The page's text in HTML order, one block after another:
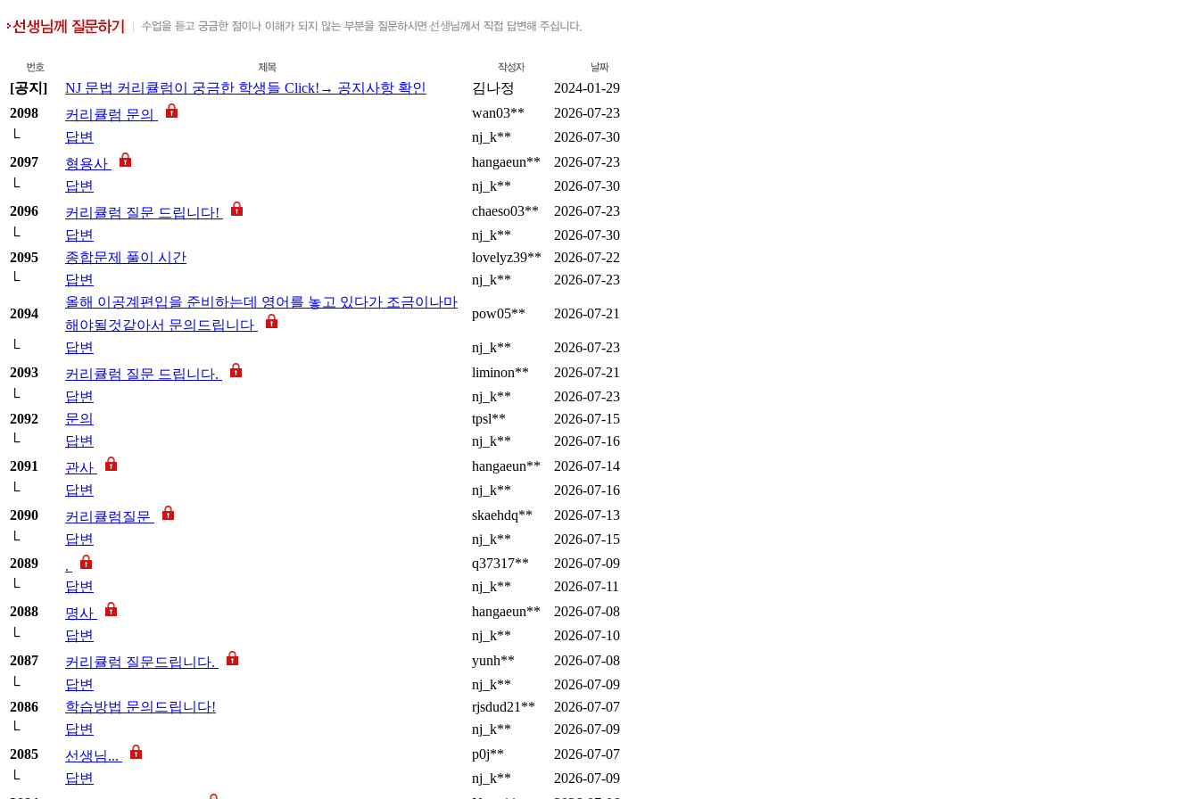
[공지] NJ 문법 커리큘럼이 궁금한 학생들 Click!→ 공지사항 확인 김나정
2024-01-29
2098
커리큘럼 문의 wan03**
2026-07-23
└
답변 nj_k**
2026-07-30
2097
형용사 hangaeun**
2026-07-23
└
답변 nj_k**
2026-07-30
2096
커리큘럼 질문 드립니다! chaeso03**
2026-07-23
└
답변 nj_k**
2026-07-30
2095
종합문제 풀이 시간 lovelyz39**
2026-07-22
└
답변 nj_k** 2026-07-23
2094
올해 이공계편입을 준비하는데 영어를 놓고 있다가 조금이나마
해야될것같아서 문의드립니다
pow05** 2026-07-21
└ 답변 nj_k**
2026-07-23
2093
커리큘럼 질문 드립니다. liminon**
2026-07-21
└
답변 nj_k**
2026-07-23
2092
문의 tpsl**
2026-07-15
└
답변 nj_k**
2026-07-16
2091
관사 hangaeun**
2026-07-14
└
답변 nj_k**
2026-07-16
2090
커리큘럼질문 skaehdq**
2026-07-13
└
답변 nj_k**
2026-07-15
2089
. q37317**
2026-07-09
└
답변 nj_k**
2026-07-11
2088
명사 hangaeun**
2026-07-08
└
답변 nj_k**
2026-07-10
2087
커리큘럼 질문드립니다. yunh**
2026-07-08
└
답변 nj_k**
2026-07-09
2086
학습방법 문의드립니다! rjsdud21**
2026-07-07
└
답변 nj_k**
2026-07-09
2085
선생님... p0j**
2026-07-07
└
답변 nj_k**
2026-07-09